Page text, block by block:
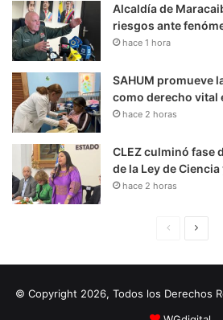
Alcaldía de
riesgos ante
hace 1 hora
SAHUM promueve
como derecho vital
hace 2 horas
CLEZ culminó fase
de la Ley de
hace 2 horas
i
u
© Copyright 2026, Todos los Derechos